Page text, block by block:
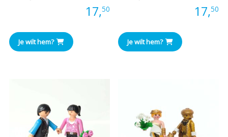
17,50
Je wilt hem?
17,50
Je wilt hem?